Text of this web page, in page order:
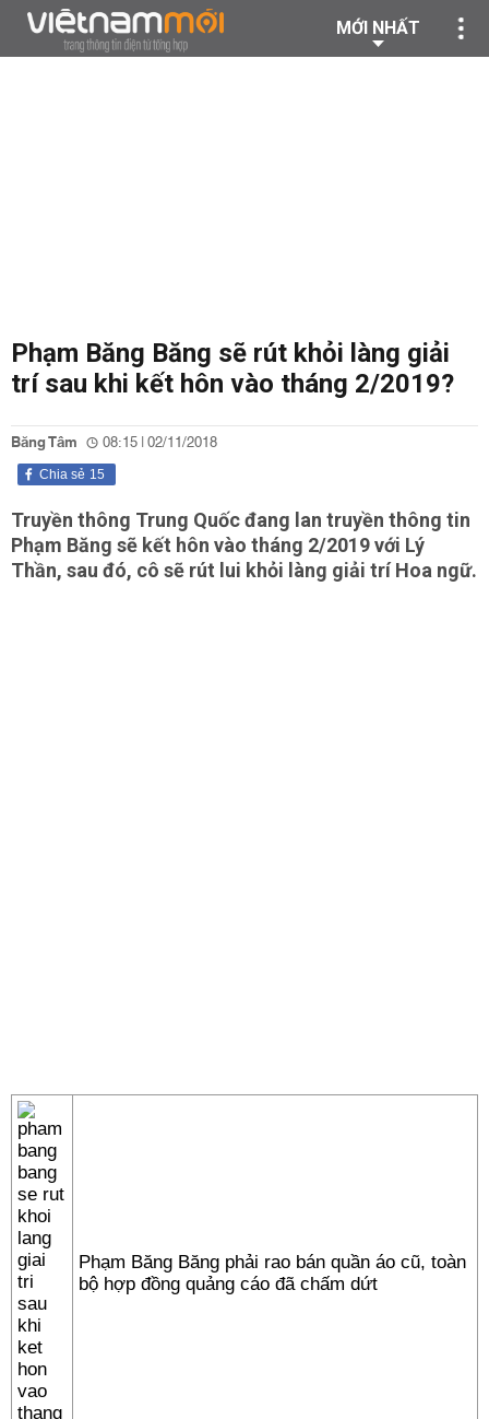
MỚI NHẤT
Phạm Băng Băng sẽ rút khỏi làng giải
trí sau khi kết hôn vào tháng 2/2019?
Băng Tâm 08:15 | 02/11/2018
15
Chia sẻ
Truyền thông Trung Quốc đang lan truyền thông tin
Phạm Băng sẽ kết hôn vào tháng 2/2019 với Lý
Thần, sau đó, cô sẽ rút lui khỏi làng giải trí Hoa ngữ.
Phạm Băng Băng phải rao bán quần áo cũ, toàn
bộ hợp đồng quảng cáo đã chấm dứt